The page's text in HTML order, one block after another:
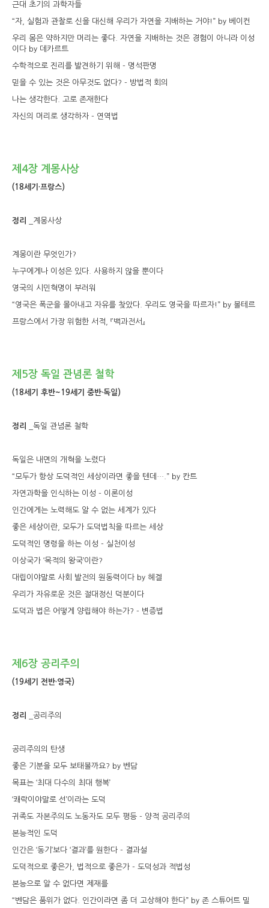
근대 초기의 과학자들
“자, 실험과 관찰로 신을 대신해 우리가 자연을 지배하는 거야!” by 베이컨
우리 몸은 약하지만 머리는 좋다. 자연을 지배하는 것은 경험이 아니라 이성
이다 by 데카르트
수학적으로 진리를 발견하기 위해 - 명석판명
믿을 수 있는 것은 아무것도 없다? - 방법적 회의
나는 생각한다. 고로 존재한다
자신의 머리로 생각하자 - 연역법
제4장 계몽사상
(18세기·프랑스)
정리 _계몽사상
계몽이란 무엇인가?
누구에게나 이성은 있다. 사용하지 않을 뿐이다
영국의 시민혁명이 부러워
“영국은 폭군을 몰아내고 자유를 찾았다. 우리도 영국을 따르자!” by 볼테르
프랑스에서 가장 위험한 서적, 『백과전서』
제5장 독일 관념론 철학
(18세기 후반~19세기 중반·독일)
정리 _독일 관념론 철학
독일은 내면의 개혁을 노렸다
“모두가 항상 도덕적인 세상이라면 좋을 텐데….” by 칸트
자연과학을 인식하는 이성 - 이론이성
인간에게는 노력해도 알 수 없는 세계가 있다
좋은 세상이란, 모두가 도덕법칙을 따르는 세상
도덕적인 명령을 하는 이성 - 실천이성
이상국가 ‘목적의 왕국’이란?
대립이야말로 사회 발전의 원동력이다 by 헤겔
우리가 자유로운 것은 절대정신 덕분이다
도덕과 법은 어떻게 양립해야 하는가? - 변증법
제6장 공리주의
(19세기 전반·영국)
정리 _공리주의
공리주의의 탄생
좋은 기분을 모두 보태볼까요? by 벤담
목표는 ‘최대 다수의 최대 행복’
‘쾌락이야말로 선’이라는 도덕
귀족도 자본주의도 노동자도 모두 평등 - 양적 공리주의
본능적인 도덕
인간은 ‘동기’보다 ‘결과’를 원한다 - 결과설
도덕적으로 좋은가, 법적으로 좋은가 - 도덕성과 적법성
본능으로 알 수 없다면 제재를
“벤담은 품위가 없다. 인간이라면 좀 더 고상해야 한다” by 존 스튜어트 밀